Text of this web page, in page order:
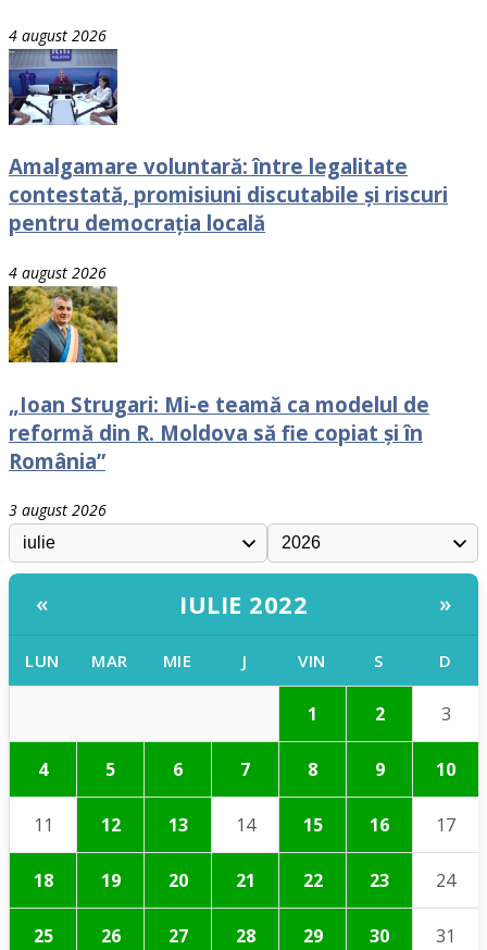
4 august 2026
Amalgamare voluntară: între legalitate
contestată, promisiuni discutabile și riscuri
pentru democrația locală
4 august 2026
„Ioan Strugari: Mi-e teamă ca modelul de
reformă din R. Moldova să fie copiat și în
România”
3 august 2026
« IULIE 2022 »
LUN MAR MIE J VIN S D
1 2 3
4 5 6 7 8 9 10
11 12 13 14 15 16 17
18 19 20 21 22 23 24
25 26 27 28 29 30 31